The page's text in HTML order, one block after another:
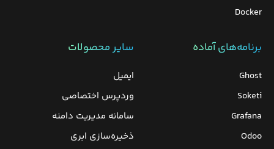
Docker
برنامه‌های‌ آماده
Ghost
Soketi
Grafana
Odoo
سایر محصولات
ایمیل
وردپرس‌ اختصاصی
سامانه مدیریت دامنه
ذخیره‌سازی ابری